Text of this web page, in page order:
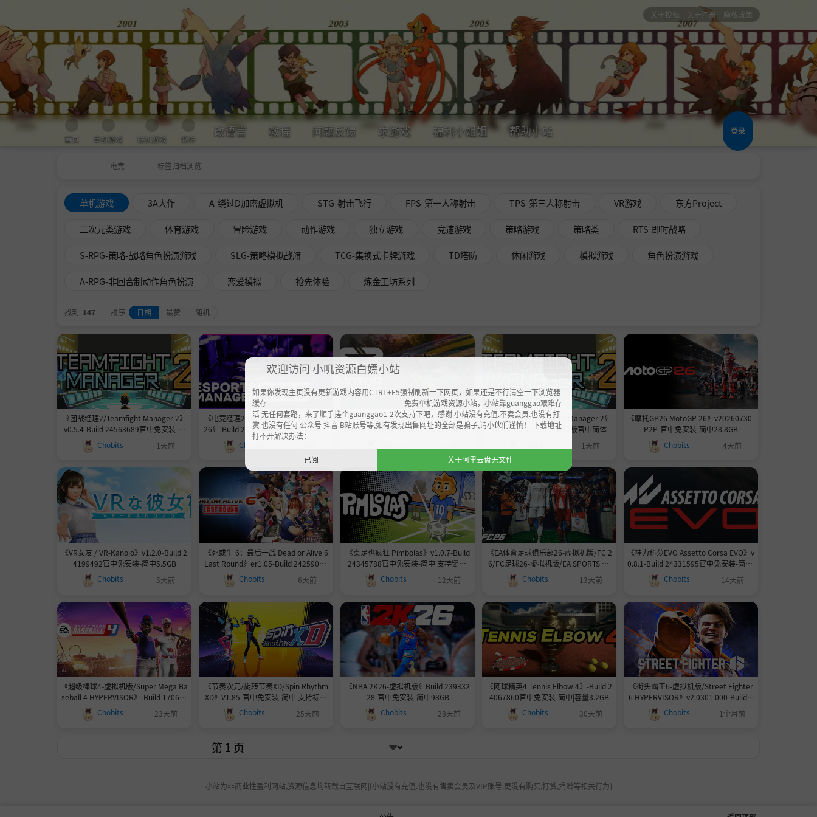
关于投稿 关于注册 隐私政策
首页 单机游戏 联机游戏 软件
改语言 教程 问题反馈 求游戏 福利小姐姐 帮助小站 登录
电竞 标签归档浏览
单机游戏 3A大作 A-绕过D加密虚拟机 STG-射击飞行 FPS-第一人称射击 TPS-第三人称射击 VR游戏 东方Project
二次元类游戏 体育游戏 冒险游戏 动作游戏 独立游戏 竞速游戏 策略游戏 策略类 RTS-即时战略
S-RPG-策略-战略角色扮演游戏 SLG-策略模拟战旗 TCG-集换式卡牌游戏 TD塔防 休闲游戏 模拟游戏 角色扮演游戏
A-RPG-非回合制动作角色扮演 恋爱模拟 抢先体验 炼金工坊系列
找到 147 排序 日期 最赞 随机
《团战经理2/Teamfight Manager 2》
v0.5.4-Build 24563689官中免安装-简
中1.1GB
Chobits 1天前
《电竞经理2026 Esports Manager 20
26》-Build 24539449官中免安装-简中
6.9GB
Chobits
《汽车竞速计划/专业赛车计划/Project
Motor Racing》v2.1.0.1-Build 244850
《团战经理2/Teamfight Manager 2》
v0.5.4-0xdeadc0de联机版官中简体
1天前
《摩托GP26 MotoGP 26》v20260730-
P2P-官中免安装-简中28.8GB
Chobits
4天前
《VR女友 / VR-Kanojo》v1.2.0-Build 2
4199492官中免安装-简中5.5GB
Chobits
5天前
《死或生 6：最后一战 Dead or Alive 6
Last Round》er1.05-Build 24259065
全DLC服装|官中免安装-简中82.5GB
Chobits 6天前
《桌足也疯狂 Pimbolas》v1.0.7-Build
24345788官中免安装-简中|支持键盘.
鼠标.手柄|容量1.1GB
Chobits 12天前
《EA体育足球俱乐部26-虚拟机版/FC 2
6/FC足球26-虚拟机版/EA SPORTS FC
26 HYPERVISOR》v1.6.5-Build 24292
427|官中免安装-简中|支持键盘.鼠标.手
Chobits 13天前
《神力科莎EVO Assetto Corsa EVO》v
0.8.1-Build 24331595官中免安装-简中|
容量67.8GB
Chobits 14天前
《超级棒球4-虚拟机版/Super Mega Ba
seball 4 HYPERVISOR》-Build 170681
12官方英文-免安装19.4GB
Chobits 23天前
《节奏次元/旋转节奏XD/Spin Rhythm
XD》V1.85-官中免安装-简中|支持标准
模式和VR模式
Chobits 25天前
《NBA 2K26-虚拟机版》Build 239332
28-官中免安装-简中98GB
Chobits
28天前
《网球精英4 Tennis Elbow 4》-Build 2
4067860官中免安装-简中|容量3.2GB
Chobits
30天前
《街头霸王6-虚拟机版/Street Fighter
6 HYPERVISOR》v2.0301.000-Build 2
3395122|官方简体中文|支持键盘.鼠标.
手柄|容量103GB
Chobits 1个月前
小站为非商业性盈利网站,资源信息均转载自互联网|[小站没有充值.也没有售卖会员及VIP账号.更没有购买,打赏,捐赠等相关行为]
欢迎访问 小叽资源白嫖小站
如果你发现主页没有更新游戏内容用CTRL+F5强制刷新一下网页，如果还是不行清空一下浏览器
缓存 ------------------------------------------------------- 免费单机游戏资源小站，小站靠guanggao艰难存
活 无任何套路，来了顺手搓个guanggao1-2次支持下吧，感谢 小站没有充值.不卖会员.也没有打
赏 也没有任何 公众号 抖音 B站账号等,如有发现出售网址的全部是骗子,请小伙们谨慎！ 下载地址
打不开解决办法：
已阅 关于阿里云盘无文件